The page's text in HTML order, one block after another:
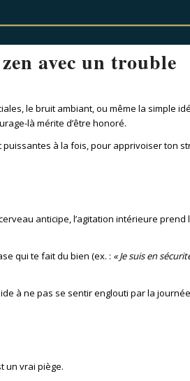
avec un trouble
le bruit ambiant, ou même la simple
là mérite d’être honoré.
à la fois, pour apprivoiser ton
anticipe, l’agitation intérieure prend
qui te fait du bien (ex. : « Je suis en
à ne pas se sentir englouti par la
un vrai piège.